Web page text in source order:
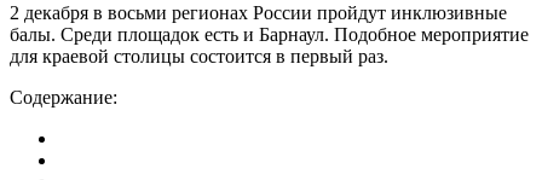
2 декабря в восьми регионах России пройдут инклюзивные
балы. Среди площадок есть и Барнаул. Подобное мероприятие
для краевой столицы состоится в первый раз.
Содержание: